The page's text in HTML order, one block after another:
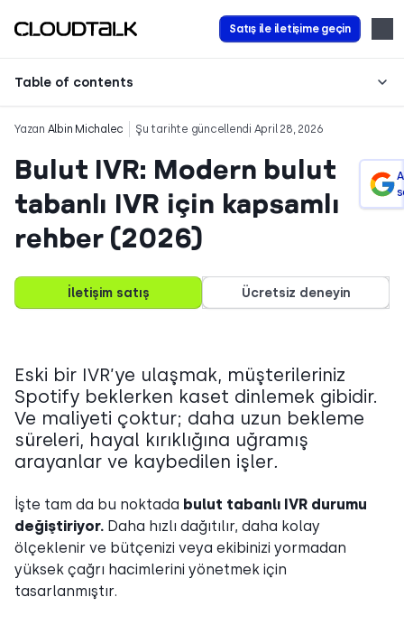
Satış ile iletişime geçin
Table of contents
Yazan Albin Michalec Şu tarihte güncellendi April 28, 2026
Bulut IVR: Modern bulut
tabanlı IVR için kapsamlı
rehber (2026)
İletişim satış Ücretsiz deneyin
Eski bir IVR’ye ulaşmak, müşterileriniz
Spotify beklerken kaset dinlemek gibidir.
Ve maliyeti çoktur; daha uzun bekleme
süreleri, hayal kırıklığına uğramış
arayanlar ve kaybedilen işler.
İşte tam da bu noktada bulut tabanlı IVR durumu
değiştiriyor. Daha hızlı dağıtılır, daha kolay
ölçeklenir ve bütçenizi veya ekibinizi yormadan
yüksek çağrı hacimlerini yönetmek için
tasarlanmıştır.